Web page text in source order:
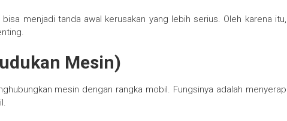
menjadi tanda awal kerusakan yang lebih serius. Oleh karena itu,
Mesin)
mesin dengan rangka mobil. Fungsinya adalah menyerap